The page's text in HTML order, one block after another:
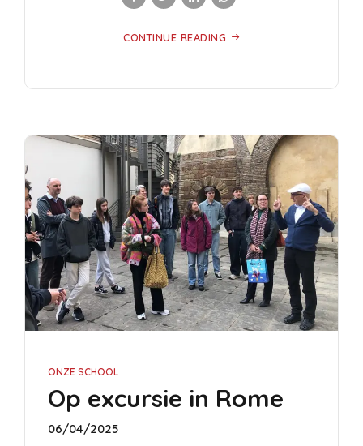
CONTINUE READING
ONZE SCHOOL
Op excursie in Rome
06/04/2025